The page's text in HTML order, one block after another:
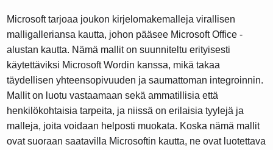
Microsoft tarjoaa joukon kirjelomakemalleja virallisen
malligalleriansa kautta, johon pääsee Microsoft Office -
alustan kautta. Nämä mallit on suunniteltu erityisesti
käytettäviksi Microsoft Wordin kanssa, mikä takaa
täydellisen yhteensopivuuden ja saumattoman integroinnin.
Mallit on luotu vastaamaan sekä ammatillisia että
henkilökohtaisia ​​tarpeita, ja niissä on erilaisia ​​tyylejä ja
malleja, joita voidaan helposti muokata. Koska nämä mallit
ovat suoraan saatavilla Microsoftin kautta, ne ovat luotettava